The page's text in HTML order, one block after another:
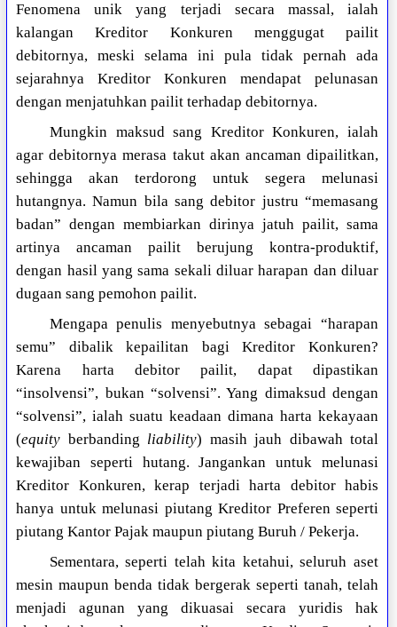
Fenomena unik yang terjadi secara massal, ialah
kalangan Kreditor Konkuren menggugat pailit
debitornya, meski selama ini pula tidak pernah ada
sejarahnya Kreditor Konkuren mendapat pelunasan
dengan menjatuhkan pailit terhadap debitornya.
Mungkin maksud sang Kreditor Konkuren, ialah
agar debitornya merasa takut akan ancaman dipailitkan,
sehingga akan terdorong untuk segera melunasi
hutangnya. Namun bila sang debitor justru “memasang
badan” dengan membiarkan dirinya jatuh pailit, sama
artinya ancaman pailit berujung kontra-produktif,
dengan hasil yang sama sekali diluar harapan dan diluar
dugaan sang pemohon pailit.
Mengapa penulis menyebutnya sebagai “harapan
semu” dibalik kepailitan bagi Kreditor Konkuren?
Karena harta debitor pailit, dapat dipastikan
“insolvensi”, bukan “solvensi”. Yang dimaksud dengan
“solvensi”, ialah suatu keadaan dimana harta kekayaan
(equity berbanding liability) masih jauh dibawah total
kewajiban seperti hutang. Jangankan untuk melunasi
Kreditor Konkuren, kerap terjadi harta debitor habis
hanya untuk melunasi piutang Kreditor Preferen seperti
piutang Kantor Pajak maupun piutang Buruh / Pekerja.
Sementara, seperti telah kita ketahui, seluruh aset
mesin maupun benda tidak bergerak seperti tanah, telah
menjadi agunan yang dikuasai secara yuridis hak